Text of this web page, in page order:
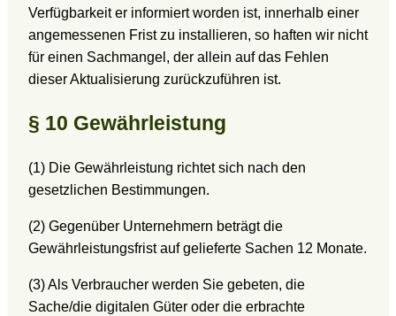
Verfügbarkeit er informiert worden ist, innerhalb einer
angemessenen Frist zu installieren, so haften wir nicht
für einen Sachmangel, der allein auf das Fehlen
dieser Aktualisierung zurückzuführen ist.
§ 10 Gewährleistung
(1) Die Gewährleistung richtet sich nach den
gesetzlichen Bestimmungen.
(2) Gegenüber Unternehmern beträgt die
Gewährleistungsfrist auf gelieferte Sachen 12 Monate.
(3) Als Verbraucher werden Sie gebeten, die
Sache/die digitalen Güter oder die erbrachte